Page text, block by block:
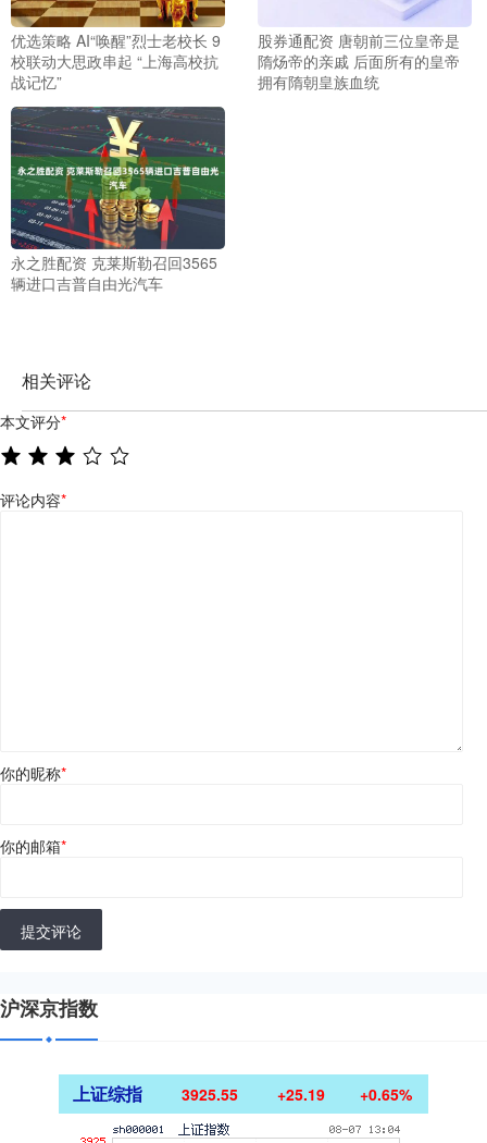
优选策略 AI“唤醒”烈士老校长 9
校联动大思政串起 “上海高校抗
战记忆”
股券通配资 唐朝前三位皇帝是
隋炀帝的亲戚 后面所有的皇帝
拥有隋朝皇族血统
永之胜配资 克莱斯勒召回3565
辆进口吉普自由光汽车
相关评论
本文评分*
评论内容*
你的昵称*
你的邮箱*
提交评论
沪深京指数
上证综指 3925.55 +25.19 +0.65%